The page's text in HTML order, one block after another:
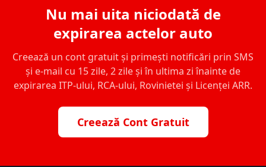
Nu mai uita niciodată de
expirarea actelor auto
Creează un cont gratuit și primești notificări prin SMS
și e-mail cu 15 zile, 2 zile și în ultima zi înainte de
expirarea ITP-ului, RCA-ului, Rovinietei și Licenței ARR.
Creează Cont Gratuit